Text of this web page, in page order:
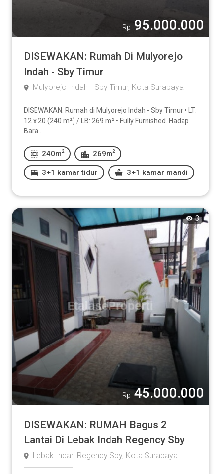
Rp 95.000.000
DISEWAKAN: Rumah Di Mulyorejo
Indah - Sby Timur
Mulyorejo Indah - Sby Timur, Kota Surabaya
DISEWAKAN: Rumah di Mulyorejo Indah - Sby Timur • LT:
12 x 20 (240 m²) / LB: 269 m² • Fully Furnished. Hadap
Bara...
240m 2 269m 2
3+1 kamar tidur 3+1 kamar mandi
3
Rp 45.000.000
DISEWAKAN: RUMAH Bagus 2
Lantai Di Lebak Indah Regency Sby
Lebak Indah Regency Sby, Kota Surabaya